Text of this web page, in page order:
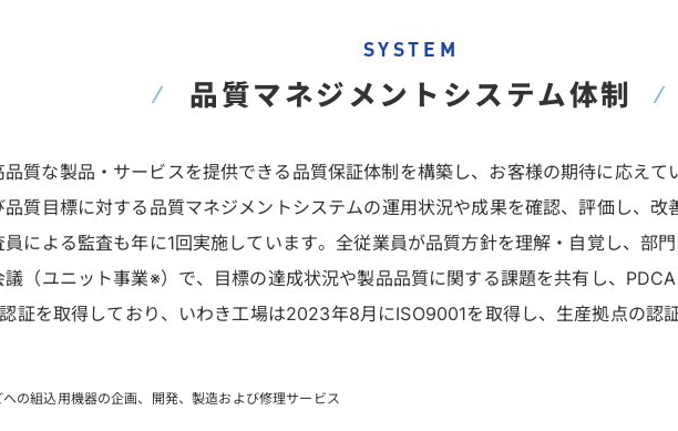
SYSTEM
品質マネジメント システム体制
質な製品・サービスを提供できる品質保証体制を構築し、お客様の期待に応えて
質目標に対する品質マネジメントシステムの運用状況や成果を確認、評価し、
による監査も年に1回実施しています。全従業員が品質方針を理解・自覚し、部
（ユニット事業※）で、目標の達成状況や製品品質に関する課題を共有し、
証を取得しており、いわき工場は2023年8月にISO9001を取得し、生産拠点の認
の組込用機器の企画、開発、製造および修理サービス